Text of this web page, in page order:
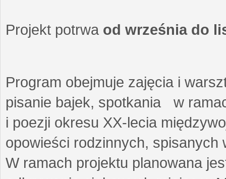
Projekt potrwa od września do
Program obejmuje zajęcia i
pisanie bajek, spotkania w
i poezji okresu XX-lecia
opowieści rodzinnych,
W ramach projektu planowana